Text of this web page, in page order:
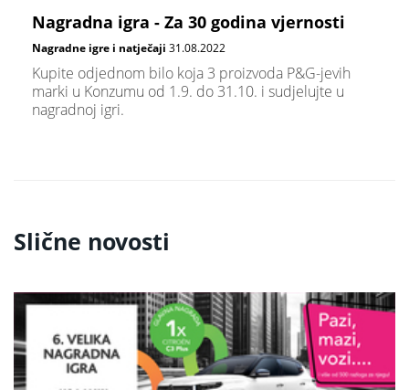
Nagradna igra - Za 30 godina vjernosti
Nagradne igre i natječaji 31.08.2022
Kupite odjednom bilo koja 3 proizvoda P&G-jevih
marki u Konzumu od 1.9. do 31.10. i sudjelujte u
nagradnoj igri.
Slične novosti